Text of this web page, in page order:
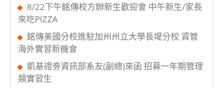
8/22下午銘傳校方辦新生歡迎會 中午新生/家長
來吃PIZZA
銘傳美國分校進駐加州州立大學長堤分校 資管
海外實習新機會
凱基證劵資訊部系友(副總)來函 招募一年期管理
類實習生